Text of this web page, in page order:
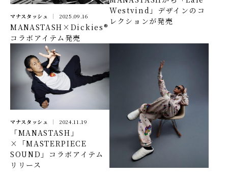
マナスタッシュ 2025.09.16
MANASTASH×Dickies®
コラボアイテム発売
Westvind」デザインのコ
レクションが発売
マナスタッシュ 2024.11.19
「MANASTASH」
×「MASTERPIECE
SOUND」コラボアイテム
リリース